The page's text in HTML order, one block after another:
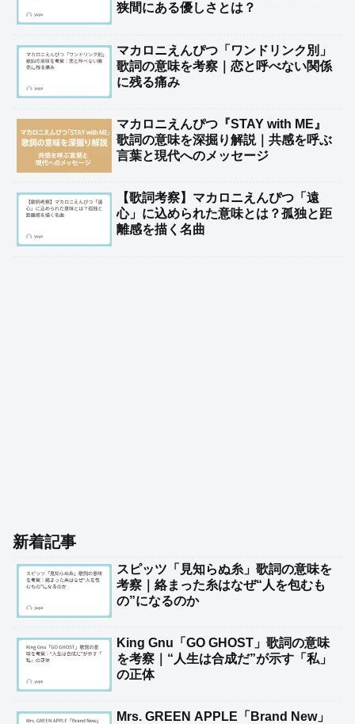
狭間にある優しさとは？
マカロニえんぴつ「ワンドリンク別」
歌詞の意味を考察｜恋と呼べない関係
に残る痛み
マカロニえんぴつ『STAY with ME』
歌詞の意味を深掘り解説｜共感を呼ぶ
言葉と現代へのメッセージ
【歌詞考察】マカロニえんぴつ「遠
心」に込められた意味とは？孤独と距
離感を描く名曲
新着記事
スピッツ「見知らぬ糸」歌詞の意味を
考察｜絡まった糸はなぜ“人を包むも
の”になるのか
King Gnu「GO GHOST」歌詞の意味
を考察｜“人生は合成だ”が示す「私」
の正体
Mrs. GREEN APPLE「Brand New」